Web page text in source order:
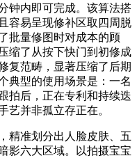
内即可完成。该算法搭
容易呈现修补区取四周脱
批量修图时对成本的顾
缩了从按下快门到初修成
复范畴，显著压缩了后期
典型的使用场景是：一名
拍后，正在专利和持续迭
艺并非孤立存正在。
准划分出人脸皮肤、五
影六大区域。以拍摄宝宝